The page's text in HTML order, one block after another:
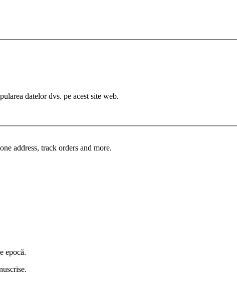
datelor dvs. pe acest site web.
address, track orders and more.
epocă.